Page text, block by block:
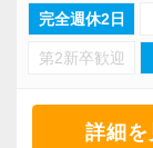
Q. 実際に働
A. さまざま
より成長ス
当事務所は
現代では電
完全週休2日
第2新卒歓迎
詳細を